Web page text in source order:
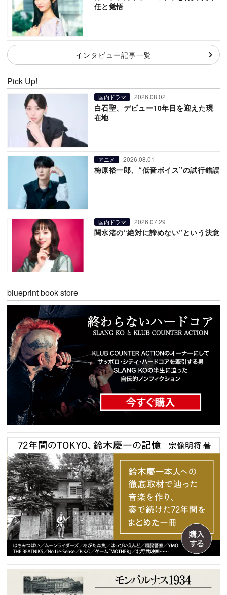
任と覚悟
インタビュー記事一覧
Pick Up!
国内ドラマ 2026.08.02
白石聖、デビュー10年目を迎えた現
在地
アニメ 2026.08.01
梅原裕一郎、“低音ボイス”の試行錯誤
国内ドラマ 2026.07.29
関水渚の“絶対に諦めない”という決意
blueprint book store